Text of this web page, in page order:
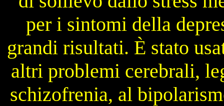
per i sintomi della
grandi risultati. È stato
altri problemi cerebrali,
schizofrenia, al